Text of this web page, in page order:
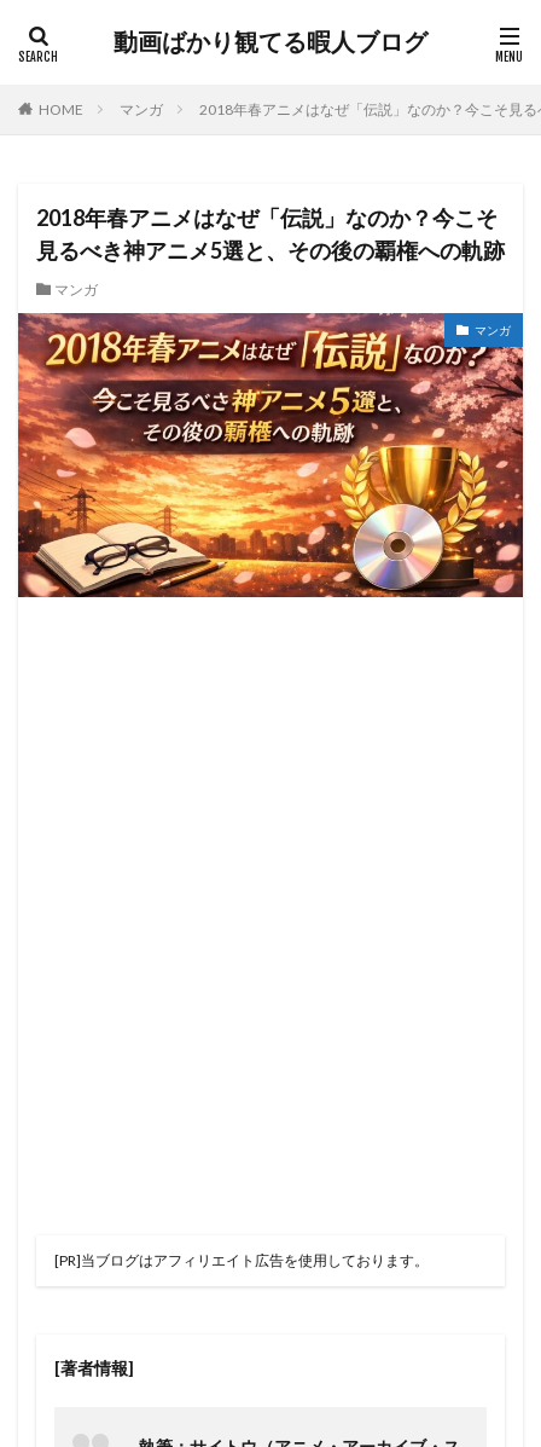
動画ばかり観てる暇人ブログ
HOME マンガ 2018年春アニメはなぜ「伝説」なのか？今こそ見
2018年春アニメはなぜ「伝説」なのか？今こそ
見るべき神アニメ5選と、その後の覇権への軌跡
マンガ
マンガ
[PR]当ブログはアフィリエイト広告を使用しております。
[著者情報]